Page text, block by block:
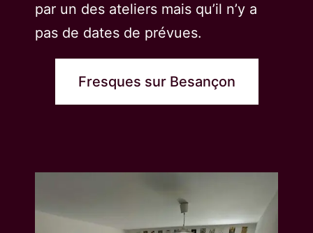
par un des ateliers mais qu’il n’y a
pas de dates de prévues.
Fresques sur Besançon